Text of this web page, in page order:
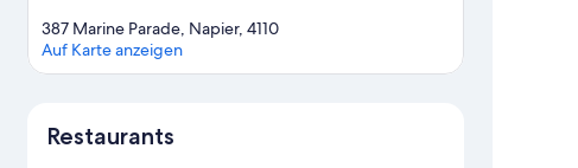
387 Marine Parade, Napier, 4110
Auf Karte anzeigen
Restaurants